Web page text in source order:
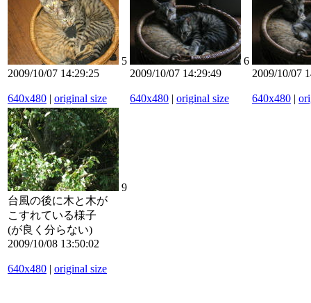
5
2009/10/07 14:29:25
640x480 | original size
6
2009/10/07 14:29:49
640x480 | original size
2009/10/07
640x480 |
9
台風の後に木と木が
こすれている様子
(が良く分らない)
2009/10/08 13:50:02
640x480 | original size